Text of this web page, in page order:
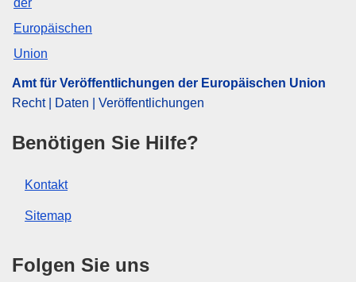
Amt für Veröffentlichungen der Europäischen Union
Recht | Daten | Veröffentlichungen
Benötigen Sie Hilfe?
Kontakt
Sitemap
Folgen Sie uns